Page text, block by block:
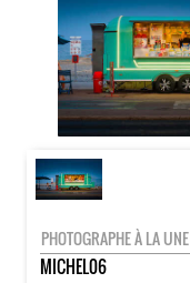
PHOTOGRAPHE À LA UNE
MICHEL06